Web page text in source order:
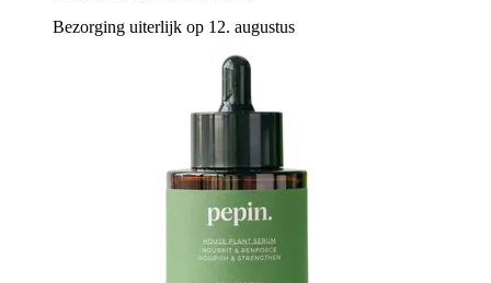
Bezorging uiterlijk op 12. augustus